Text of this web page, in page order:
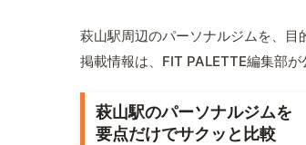
萩山駅周辺のパーソナルジムを、
掲載情報は、FIT PALETTE編集部が
萩山駅のパーソナルジムを
要点だけでサクッと比較